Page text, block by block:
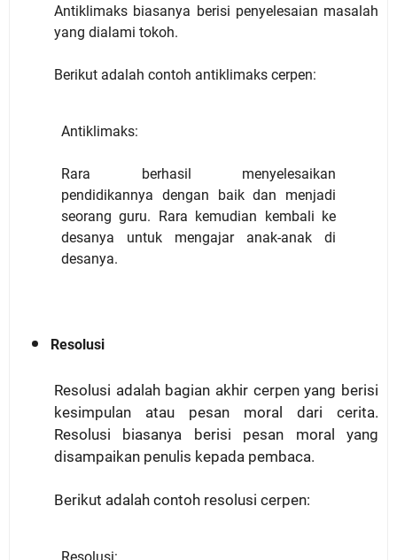
Antiklimaks biasanya berisi penyelesaian masalah
yang dialami tokoh.
Berikut adalah contoh antiklimaks cerpen:
Antiklimaks:
Rara berhasil menyelesaikan
pendidikannya dengan baik dan menjadi
seorang guru. Rara kemudian kembali ke
desanya untuk mengajar anak-anak di
desanya.
Resolusi
Resolusi adalah bagian akhir cerpen yang berisi
kesimpulan atau pesan moral dari cerita.
Resolusi biasanya berisi pesan moral yang
disampaikan penulis kepada pembaca.
Berikut adalah contoh resolusi cerpen: